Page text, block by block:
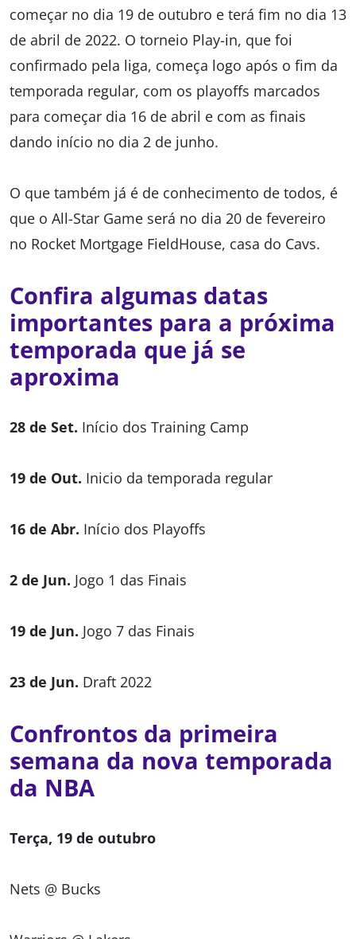
começar no dia 19 de outubro e terá fim no dia 13
de abril de 2022. O torneio Play-in, que foi
confirmado pela liga, começa logo após o fim da
temporada regular, com os playoffs marcados
para começar dia 16 de abril e com as finais
dando início no dia 2 de junho.
O que também já é de conhecimento de todos, é
que o All-Star Game será no dia 20 de fevereiro
no Rocket Mortgage FieldHouse, casa do Cavs.
Confira algumas datas
importantes para a próxima
temporada que já se
aproxima
28 de Set. Início dos Training Camp
19 de Out. Inicio da temporada regular
16 de Abr. Início dos Playoffs
2 de Jun. Jogo 1 das Finais
19 de Jun. Jogo 7 das Finais
23 de Jun. Draft 2022
Confrontos da primeira
semana da nova temporada
da NBA
Terça, 19 de outubro
Nets @ Bucks